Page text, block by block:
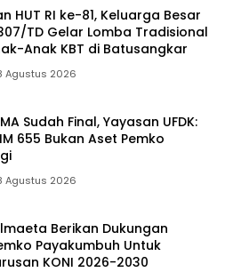
HUT RI ke-81, Keluarga Besar
TD Gelar Lomba Tradisional
Anak KBT di Batusangkar
Agustus 2026
Sudah Final, Yayasan UFDK:
655 Bukan Aset Pemko
Agustus 2026
Berikan Dukungan
Payakumbuh Untuk
KONI 2026-2030